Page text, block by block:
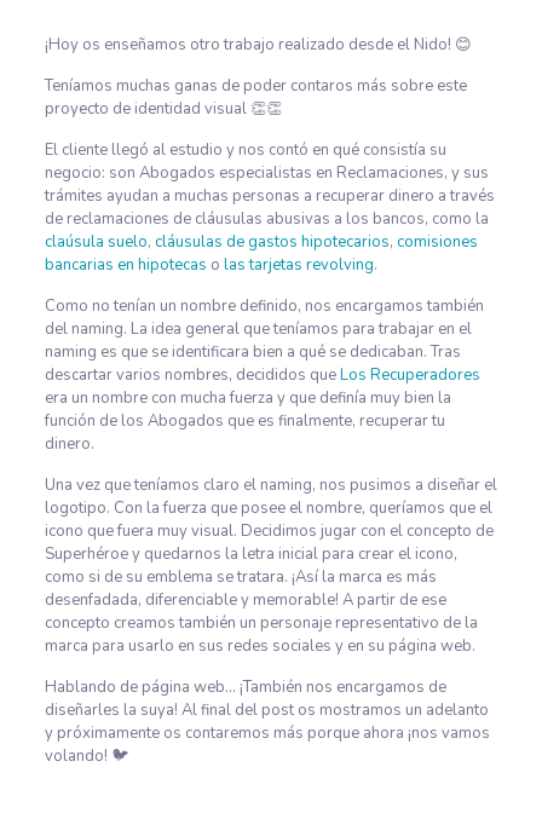
¡Hoy os enseñamos otro trabajo realizado desde el Nido! 😊
Teníamos muchas ganas de poder contaros más sobre este
proyecto de identidad visual 👏👏
El cliente llegó al estudio y nos contó en qué consistía su
negocio: son Abogados especialistas en Reclamaciones, y sus
trámites ayudan a muchas personas a recuperar dinero a través
de reclamaciones de cláusulas abusivas a los bancos, como la
claúsula suelo, cláusulas de gastos hipotecarios, comisiones
bancarias en hipotecas o las tarjetas revolving.
Como no tenían un nombre definido, nos encargamos también
del naming. La idea general que teníamos para trabajar en el
naming es que se identificara bien a qué se dedicaban. Tras
descartar varios nombres, decididos queLos Recuperadores
era un nombre con mucha fuerza y que definía muy bien la
función de los Abogados que es finalmente, recuperar tu
dinero.
Una vez que teníamos claro el naming, nos pusimos a diseñar el
logotipo. Con la fuerza que posee el nombre, queríamos que el
icono que fuera muy visual. Decidimos jugar con el concepto de
Superhéroe y quedarnos la letra inicial para crear el icono,
como si de su emblema se tratara. ¡Así la marca es más
desenfadada, diferenciable y memorable! A partir de ese
concepto creamos también un personaje representativo de la
marca para usarlo en sus redes sociales y en su página web.
Hablando de página web… ¡También nos encargamos de
diseñarles la suya! Al final del post os mostramos un adelanto
y próximamente os contaremos más porque ahora ¡nos vamos
volando! 🐦